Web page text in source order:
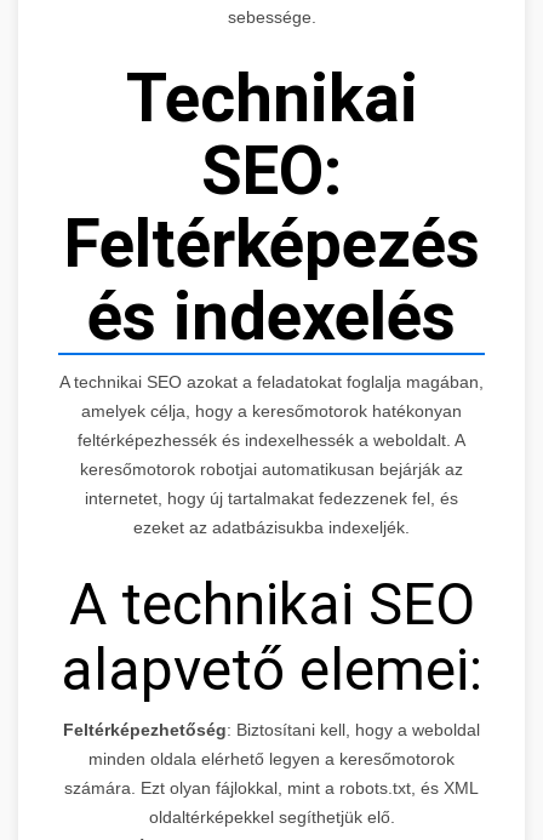
sebessége.
Technikai
SEO:
Feltérképezés
és indexelés
A technikai SEO azokat a feladatokat foglalja magában,
amelyek célja, hogy a keresőmotorok hatékonyan
feltérképezhessék és indexelhessék a weboldalt. A
keresőmotorok robotjai automatikusan bejárják az
internetet, hogy új tartalmakat fedezzenek fel, és
ezeket az adatbázisukba indexeljék.
A technikai SEO
alapvető elemei:
Feltérképezhetőség: Biztosítani kell, hogy a weboldal
minden oldala elérhető legyen a keresőmotorok
számára. Ezt olyan fájlokkal, mint a robots.txt, és XML
oldaltérképekkel segíthetjük elő.